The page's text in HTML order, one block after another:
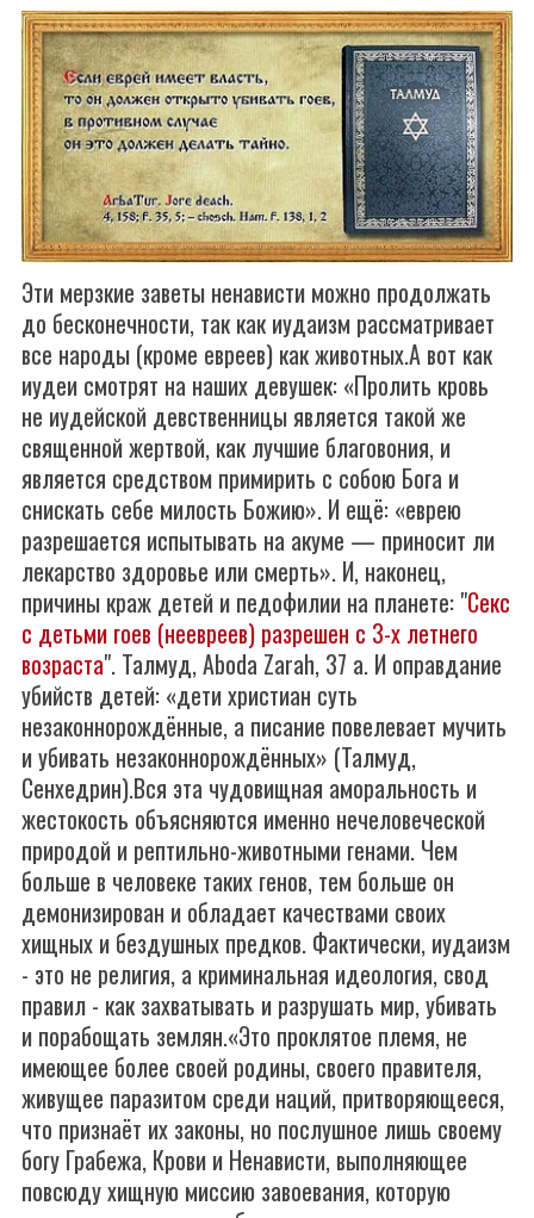
Эти мерзкие заветы ненависти можно продолжать
до бесконечности, так как иудаизм рассматривает
все народы (кроме евреев) как животных.А вот как
иудеи смотрят на наших девушек: «Пролить кровь
не иудейской девственницы является такой же
священной жертвой, как лучшие благовония, и
является средством примирить с собою Бога и
снискать себе милость Божию». И ещё: «еврею
разрешается испытывать на акуме — приносит ли
лекарство здоровье или смерть». И, наконец,
причины краж детей и педофилии на планете: "Секс
с детьми гоев (неевреев) разрешен с 3-х летнего
возраста". Талмуд, Aboda Zarah, 37 а. И оправдание
убийств детей: «дети христиан суть
незаконнорождённые, а писание повелевает мучить
и убивать незаконнорождённых» (Талмуд,
Сенхедрин).Вся эта чудовищная аморальность и
жестокость объясняются именно нечеловеческой
природой и рептильно-животными генами. Чем
больше в человеке таких генов, тем больше он
демонизирован и обладает качествами своих
хищных и бездушных предков. Фактически, иудаизм
- это не религия, а криминальная идеология, свод
правил - как захватывать и разрушать мир, убивать
и порабощать землян.«Это проклятое племя, не
имеющее более своей родины, своего правителя,
живущее паразитом среди наций, притворяющееся,
что признаёт их законы, но послушное лишь своему
богу Грабежа, Крови и Ненависти, выполняющее
повсюду хищную миссию завоевания, которую